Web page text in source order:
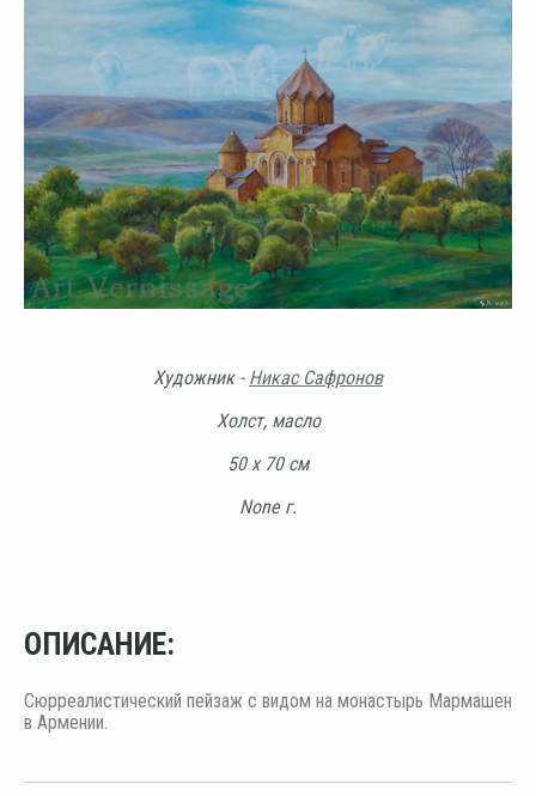
Художник - Никас Сафронов
Холст, масло
50 х 70 см
None г.
ОПИСАНИЕ:
Сюрреалистический пейзаж с видом на монастырь Мармашен
в Армении.